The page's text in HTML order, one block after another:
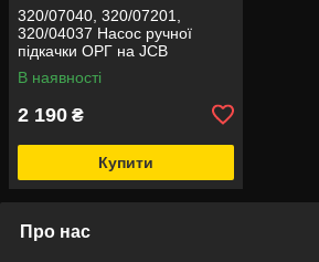
320/07040, 320/07201,
320/04037 Насос ручної
підкачки ОРГ на JCB
В наявності
2 190 ₴
Купити
Про нас